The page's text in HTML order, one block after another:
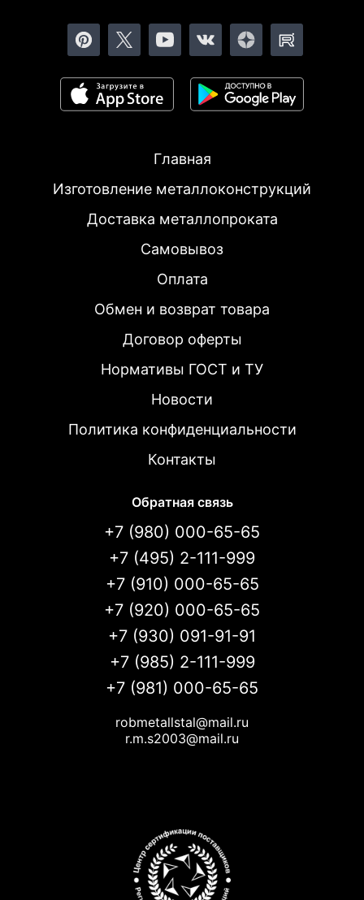
Главная
Изготовление металлоконструкций
Доставка металлопроката
Самовывоз
Оплата
Обмен и возврат товара
Договор оферты
Нормативы ГОСТ и ТУ
Новости
Политика конфиденциальности
Контакты
Обратная связь
+7 (980) 000-65-65
+7 (495) 2-111-999
+7 (910) 000-65-65
+7 (920) 000-65-65
+7 (930) 091-91-91
+7 (985) 2-111-999
+7 (981) 000-65-65
robmetallstal@mail.ru
r.m.s2003@mail.ru